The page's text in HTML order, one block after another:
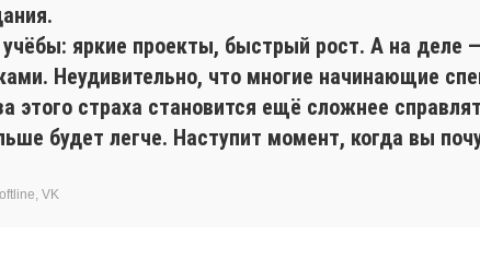
яркие проекты, быстрый рост. А на деле
Неудивительно, что многие начинающие
страха становится ещё сложнее
будет легче. Наступит момент, когда вы
VK